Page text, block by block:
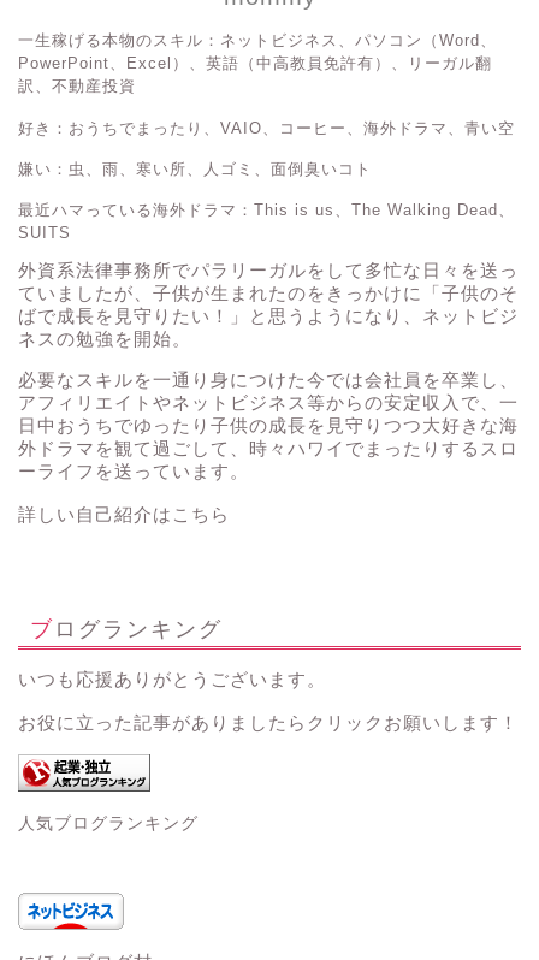
一生稼げる本物のスキル：ネットビジネス、パソコン（Word、
PowerPoint、Excel）、英語（中高教員免許有）、リーガル翻
訳、不動産投資
好き：おうちでまったり、VAIO、コーヒー、海外ドラマ、青い空
嫌い：虫、雨、寒い所、人ゴミ、面倒臭いコト
最近ハマっている海外ドラマ：This is us、The Walking Dead、
SUITS
外資系法律事務所でパラリーガルをして多忙な日々を送っ
ていましたが、子供が生まれたのをきっかけに「子供のそ
ばで成長を見守りたい！」と思うようになり、ネットビジ
ネスの勉強を開始。
必要なスキルを一通り身につけた今では会社員を卒業し、
アフィリエイトやネットビジネス等からの安定収入で、一
日中おうちでゆったり子供の成長を見守りつつ大好きな海
外ドラマを観て過ごして、時々ハワイでまったりするスロ
ーライフを送っています。
詳しい自己紹介はこちら
ブログランキング
いつも応援ありがとうございます。
お役に立った記事がありましたらクリックお願いします！
人気ブログランキング